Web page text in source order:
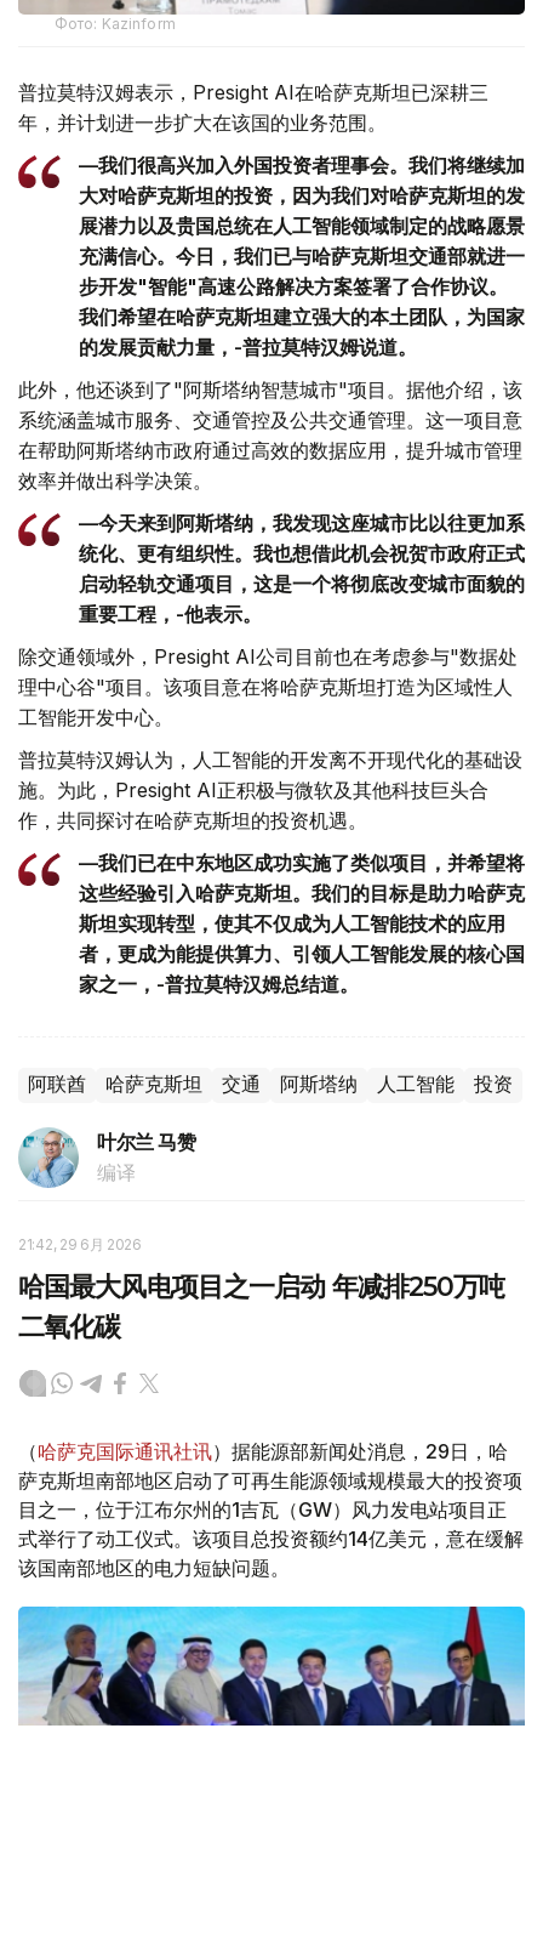
Фото: Kazinform
普拉莫特汉姆表示，Presight AI在哈萨克斯坦已深耕三
年，并计划进一步扩大在该国的业务范围。
—我们很高兴加入外国投资者理事会。我们将继续加
大对哈萨克斯坦的投资，因为我们对哈萨克斯坦的发
展潜力以及贵国总统在人工智能领域制定的战略愿景
充满信心。今日，我们已与哈萨克斯坦交通部就进一
步开发"智能"高速公路解决方案签署了合作协议。
我们希望在哈萨克斯坦建立强大的本土团队，为国家
的发展贡献力量，-普拉莫特汉姆说道。
此外，他还谈到了"阿斯塔纳智慧城市"项目。据他介绍，该
系统涵盖城市服务、交通管控及公共交通管理。这一项目意
在帮助阿斯塔纳市政府通过高效的数据应用，提升城市管理
效率并做出科学决策。
—今天来到阿斯塔纳，我发现这座城市比以往更加系
统化、更有组织性。我也想借此机会祝贺市政府正式
启动轻轨交通项目，这是一个将彻底改变城市面貌的
重要工程，-他表示。
除交通领域外，Presight AI公司目前也在考虑参与"数据处
理中心谷"项目。该项目意在将哈萨克斯坦打造为区域性人
工智能开发中心。
普拉莫特汉姆认为，人工智能的开发离不开现代化的基础设
施。为此，Presight AI正积极与微软及其他科技巨头合
作，共同探讨在哈萨克斯坦的投资机遇。
—我们已在中东地区成功实施了类似项目，并希望将
这些经验引入哈萨克斯坦。我们的目标是助力哈萨克
斯坦实现转型，使其不仅成为人工智能技术的应用
者，更成为能提供算力、引领人工智能发展的核心国
家之一，-普拉莫特汉姆总结道。
阿联酋 哈萨克斯坦 交通 阿斯塔纳 人工智能 投资
叶尔兰 马赞
编译
21:42, 29 6月 2026
哈国最大风电项目之一启动 年减排250万吨
二氧化碳
（哈萨克国际通讯社讯）据能源部新闻处消息，29日，哈
萨克斯坦南部地区启动了可再生能源领域规模最大的投资项
目之一，位于江布尔州的1吉瓦（GW）风力发电站项目正
式举行了动工仪式。该项目总投资额约14亿美元，意在缓解
该国南部地区的电力短缺问题。